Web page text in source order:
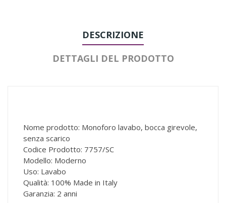
DESCRIZIONE
DETTAGLI DEL PRODOTTO
Nome prodotto: Monoforo lavabo, bocca girevole,
senza scarico
Codice Prodotto: 7757/SC
Modello: Moderno
Uso: Lavabo
Qualità: 100% Made in Italy
Garanzia: 2 anni